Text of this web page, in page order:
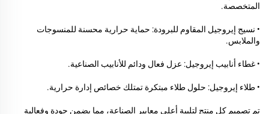
المتخصصة.
• نسيج إيروجيل المقاوم للبرودة: حماية حرارية محسنة للمنسوجات
والملابس.
• غطاء أنابيب إيروجيل: عزل فعال ودائم للأنابيب الصناعية.
• طلاء إيروجيل: حلول طلاء مبتكرة تمتلك خصائص إدارة حرارية.
تم تصميم كل منتج لتلبية أعلى معايير الصناعة، مما يضمن جودة وفعالية